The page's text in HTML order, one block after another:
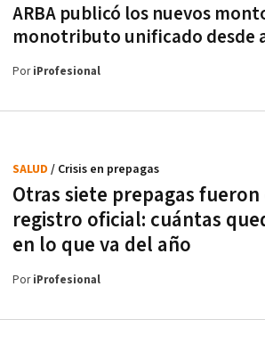
ARBA publicó los nuevos
monotributo unificado desde
PoriProfesional
Otras siete prepagas
registro oficial: cuántas
en lo que va del año
SALUD / Crisis en prepagas
PoriProfesional